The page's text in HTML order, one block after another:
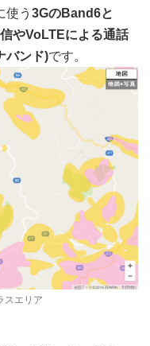
使う 3GのBand6と
やVoLTEによる通話
バンド)です。
スエリア